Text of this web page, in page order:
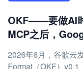
OKF——要做AI
MCP之后，
2026年6月，谷歌云
Format（OKF）v0.1